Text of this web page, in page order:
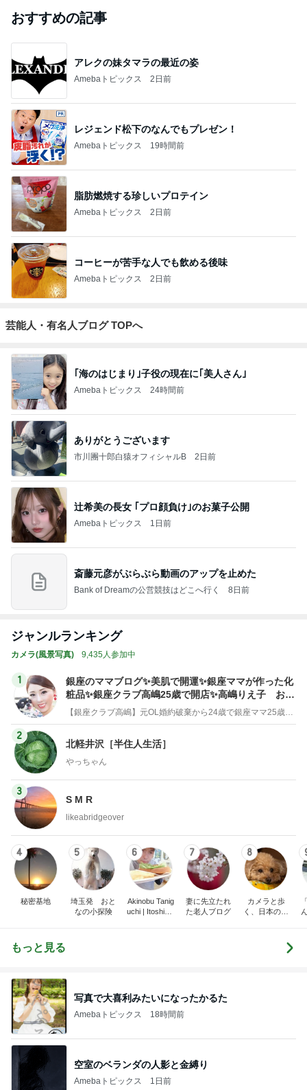
おすすめの記事
アレクの妹タマラの最近の姿
Amebaトピックス 2日前
レジェンド松下のなんでもプレゼン！
Amebaトピックス 19時間前
脂肪燃焼する珍しいプロテイン
Amebaトピックス 2日前
コーヒーが苦手な人でも飲める後味
Amebaトピックス 2日前
芸能人・有名人ブログ TOPへ
｢海のはじまり｣子役の現在に｢美人さん｣
Amebaトピックス 24時間前
ありがとうございます
市川團十郎白猿オフィシャルB 2日前
辻希美の長女 ｢プロ顔負け｣のお菓子公開
Amebaトピックス 1日前
斎藤元彦がぶらぶら動画のアップを止めた
Bank of Dreamの公営競技はどこへ行く 8日前
ジャンルランキング
カメラ(風景写真) 9,435人参加中
1
銀座のママブログ✨美肌で開運✨銀座ママが作った化
粧品✨銀座クラブ高嶋25歳で開店✨高嶋りえ子 お着
物でエルメス バーキン コーデ
【銀座クラブ高嶋】元OL婚約破棄から24歳で銀座ママ25歳でオーナーママ銀座 美肌で開運♡パワースポット巡り高嶋りえ子ブログ
2
北軽井沢［半住人生活］
やっちゃん
3
S M R
likeabridgeover
4
秘密基地
5
埼玉発 おと
なの小探険
6
Akinobu Tanig
uchi | Itoshima
7
妻に先立たれ
た老人ブログ
8
カメラと歩
く、日本の風
もっと見る
写真で大喜利みたいになったかるた
Amebaトピックス 18時間前
空室のベランダの人影と金縛り
Amebaトピックス 1日前